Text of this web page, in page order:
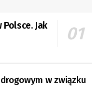
Jak
w związku